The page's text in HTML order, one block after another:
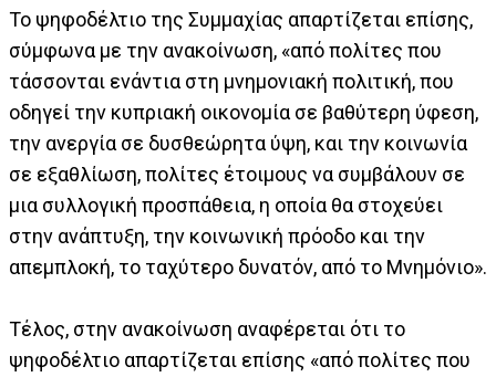
Το ψηφοδέλτιο της Συμμαχίας απαρτίζεται επίσης,
σύμφωνα με την ανακοίνωση, «από πολίτες που
τάσσονται ενάντια στη μνημονιακή πολιτική, που
οδηγεί την κυπριακή οικονομία σε βαθύτερη ύφεση,
την ανεργία σε δυσθεώρητα ύψη, και την κοινωνία
σε εξαθλίωση, πολίτες έτοιμους να συμβάλουν σε
μια συλλογική προσπάθεια, η οποία θα στοχεύει
στην ανάπτυξη, την κοινωνική πρόοδο και την
απεμπλοκή, το ταχύτερο δυνατόν, από το Μνημόνιο».
Τέλος, στην ανακοίνωση αναφέρεται ότι το
ψηφοδέλτιο απαρτίζεται επίσης «από πολίτες που